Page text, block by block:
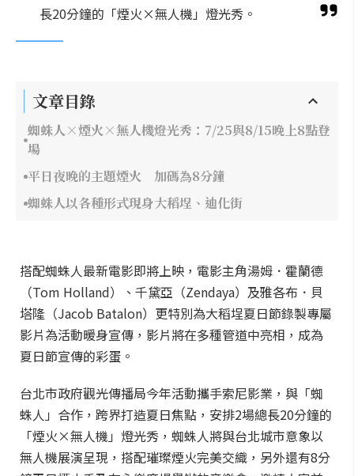
長20分鐘的「煙火×無人機」燈光秀。
文章目錄
蜘蛛人×煙火×無人機燈光秀：7/25與8/15晚上8點登
場
平日夜晚的主題煙火 加碼為8分鐘
蜘蛛人以各種形式現身大稻埕、迪化街
搭配蜘蛛人最新電影即將上映，電影主角湯姆．霍蘭德
（Tom Holland）、千黛亞（Zendaya）及雅各布．貝
塔隆（Jacob Batalon）更特別為大稻埕夏日節錄製專屬
影片為活動暖身宣傳，影片將在多種管道中亮相，成為
夏日節宣傳的彩蛋。
台北市政府觀光傳播局今年活動攜手索尼影業，與「蜘
蛛人」合作，跨界打造夏日焦點，安排2場總長20分鐘的
「煙火×無人機」燈光秀，蜘蛛人將與台北城市意象以
無人機展演呈現，搭配璀璨煙火完美交織，另外還有8分